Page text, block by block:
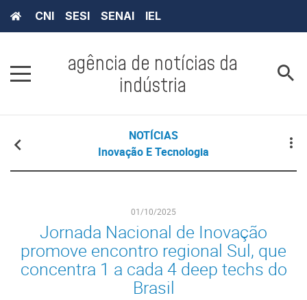
CNI SESI SENAI IEL
agência de notícias da
indústria
NOTÍCIAS
Inovação E Tecnologia
01/10/2025
Jornada Nacional de Inovação
promove encontro regional Sul, que
concentra 1 a cada 4 deep techs do
Brasil